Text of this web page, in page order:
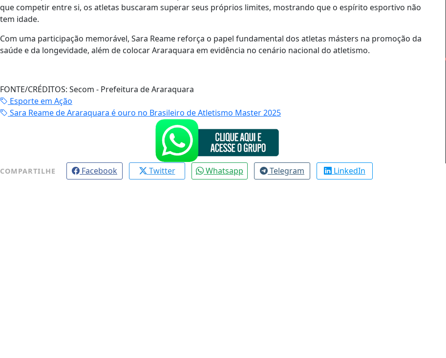
que competir entre si, os atletas buscaram superar seus próprios limites, mostrando que o espírito esportivo não
tem idade.
Com uma participação memorável, Sara Reame reforça o papel fundamental dos atletas másters na promoção da
saúde e da longevidade, além de colocar Araraquara em evidência no cenário nacional do atletismo.
FONTE/CRÉDITOS: Secom - Prefeitura de Araraquara
Esporte em Ação
Sara Reame de Araraquara é ouro no Brasileiro de Atletismo Master 2025
COMPARTILHE Facebook Twitter Whatsapp Telegram LinkedIn